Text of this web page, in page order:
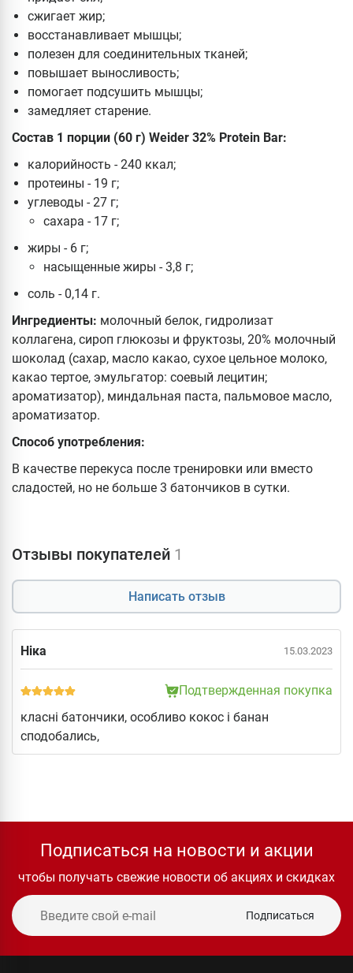
сжигает жир;
восстанавливает мышцы;
полезен для соединительных тканей;
повышает выносливость;
помогает подсушить мышцы;
замедляет старение.
Состав 1 порции (60 г) Weider 32% Protein Bar:
калорийность - 240 ккал;
протеины - 19 г;
углеводы - 27 г;
сахара - 17 г;
жиры - 6 г;
насыщенные жиры - 3,8 г;
соль - 0,14 г.
Ингредиенты: молочный белок, гидролизат
коллагена, сироп глюкозы и фруктозы, 20% молочный
шоколад (сахар, масло какао, сухое цельное молоко,
какао тертое, эмульгатор: соевый лецитин;
ароматизатор), миндальная паста, пальмовое масло,
ароматизатор.
Способ употребления:
В качестве перекуса после тренировки или вместо
сладостей, но не больше 3 батончиков в сутки.
Отзывы покупателей 1
Написать отзыв
Ніка 15.03.2023
Подтвержденная покупка
класні батончики, особливо кокос і банан
сподобались,
Подписаться на новости и акции
чтобы получать свежие новости об акциях и скидках
Подписаться